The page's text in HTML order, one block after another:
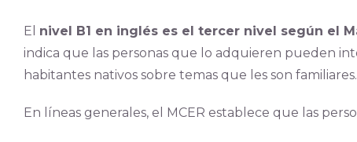
El nivel B1 en inglés es el tercer nivel según el
indica que las personas que lo adquieren pueden
habitantes nativos sobre temas que les son familiares.
En líneas generales, el MCER establece que las